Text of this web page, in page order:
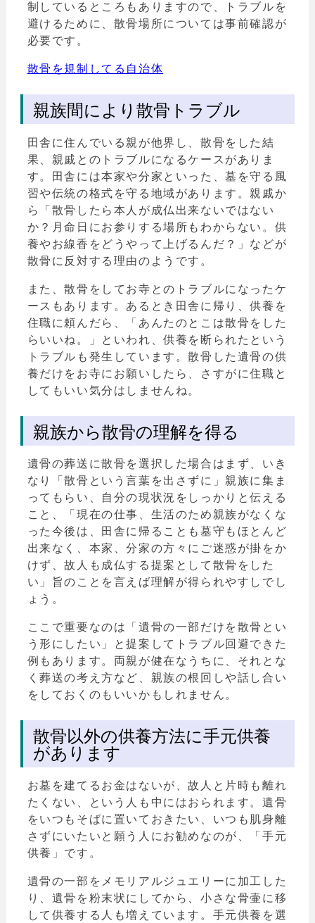
制しているところもありますので、トラブルを
避けるために、散骨場所については事前確認が
必要です。
散骨を規制してる自治体
親族間により散骨トラブル
田舎に住んでいる親が他界し、散骨をした結
果、親戚とのトラブルになるケースがありま
す。田舎には本家や分家といった、墓を守る風
習や伝統の格式を守る地域があります。親戚か
ら「散骨したら本人が成仏出来ないではない
か？月命日にお参りする場所もわからない。供
養やお線香をどうやって上げるんだ？」などが
散骨に反対する理由のようです。
また、散骨をしてお寺とのトラブルになったケ
ースもあります。あるとき田舎に帰り、供養を
住職に頼んだら、「あんたのとこは散骨をした
らいいね。」といわれ、供養を断られたという
トラブルも発生しています。散骨した遺骨の供
養だけをお寺にお願いしたら、さすがに住職と
してもいい気分はしませんね。
親族から散骨の理解を得る
遺骨の葬送に散骨を選択した場合はまず、いき
なり「散骨という言葉を出さずに」親族に集ま
ってもらい、自分の現状況をしっかりと伝える
こと、「現在の仕事、生活のため親族がなくな
った今後は、田舎に帰ることも墓守もほとんど
出来なく、本家、分家の方々にご迷惑が掛をか
けず、故人も成仏する提案として散骨をした
い」旨のことを言えば理解が得られやすしでし
ょう。
ここで重要なのは「遺骨の一部だけを散骨とい
う形にしたい」と提案してトラブル回避できた
例もあります。両親が健在なうちに、それとな
く葬送の考え方など、親族の根回しや話し合い
をしておくのもいいかもしれません。
散骨以外の供養方法に手元供養
があります
お墓を建てるお金はないが、故人と片時も離れ
たくない、という人も中にはおられます。遺骨
をいつもそばに置いておきたい、いつも肌身離
さずにいたいと願う人にお勧めなのが、「手元
供養」です。
遺骨の一部をメモリアルジュエリーに加工した
り、遺骨を粉末状にしてから、小さな骨壷に移
して供養する人も増えています。手元供養を選